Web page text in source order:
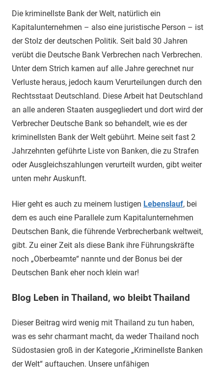
Die kriminellste Bank der Welt, natürlich ein
Kapitalunternehmen – also eine juristische Person – ist
der Stolz der deutschen Politik. Seit bald 30 Jahren
verübt die Deutsche Bank Verbrechen nach Verbrechen.
Unter dem Strich kamen auf alle Jahre gerechnet nur
Verluste heraus, jedoch kaum Verurteilungen durch den
Rechtsstaat Deutschland. Diese Arbeit hat Deutschland
an alle anderen Staaten ausgegliedert und dort wird der
Verbrecher Deutsche Bank so behandelt, wie es der
kriminellsten Bank der Welt gebührt. Meine seit fast 2
Jahrzehnten geführte Liste von Banken, die zu Strafen
oder Ausgleichszahlungen verurteilt wurden, gibt weiter
unten mehr Auskunft.
Hier geht es auch zu meinem lustigen Lebenslauf, bei
dem es auch eine Parallele zum Kapitalunternehmen
Deutschen Bank, die führende Verbrecherbank weltweit,
gibt. Zu einer Zeit als diese Bank ihre Führungskräfte
noch „Oberbeamte“ nannte und der Bonus bei der
Deutschen Bank eher noch klein war!
Blog Leben in Thailand, wo bleibt Thailand
Dieser Beitrag wird wenig mit Thailand zu tun haben,
was es sehr charmant macht, da weder Thailand noch
Südostasien groß in der Kategorie „Kriminellste Banken
der Welt“ auftauchen. Unsere unfähigen